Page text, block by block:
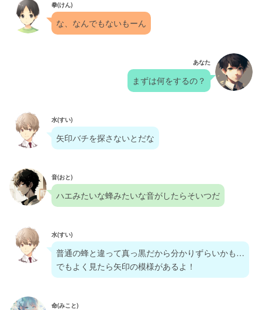
拳(けん)
な、なんでもないもーん
あなた
まずは何をするの？
水(すい)
矢印バチを探さないとだな
音(おと)
ハエみたいな蜂みたいな音がしたらそいつだ
水(すい)
普通の蜂と違って真っ黒だから分かりずらいかも…
でもよく見たら矢印の模様があるよ！
命(みこと)